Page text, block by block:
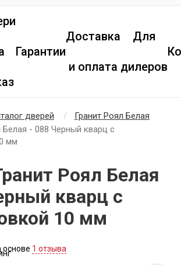
Гарантии
Доставка
и оплата
Для
дилеров
дверей
Гранит Роял Белая
Белая - 088 Черный кварц с
мм
Роял Белая
кварц с
10 мм
основе 1 отзыва